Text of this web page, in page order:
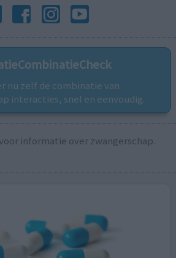
nu zelf de combinatie van
interacties, snel en eenvoudig.
informatie over zwangerschap.